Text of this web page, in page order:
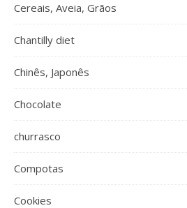
Cereais, Aveia, Grãos
Chantilly diet
Chinês, Japonês
Chocolate
churrasco
Compotas
Cookies